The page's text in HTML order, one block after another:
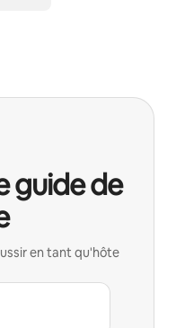
guide de
en tant qu'hôte